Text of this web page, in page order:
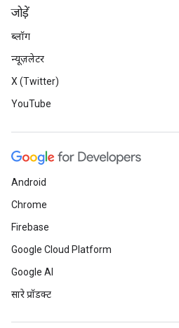
जोड़ें
ब्लॉग
न्यूज़लेटर
X (Twitter)
YouTube
Android
Chrome
Firebase
Google Cloud Platform
Google AI
सारे प्रॉडक्ट